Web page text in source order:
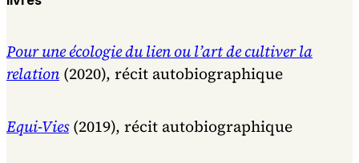
Pour une écologie du lien ou l’art de cultiver la
relation (2020), récit autobiographique
Equi-Vies(2019), récit autobiographique